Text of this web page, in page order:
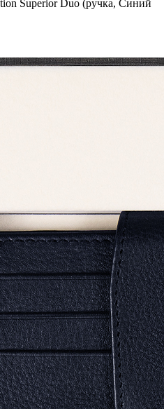
Superior Duo (ручка, Синий